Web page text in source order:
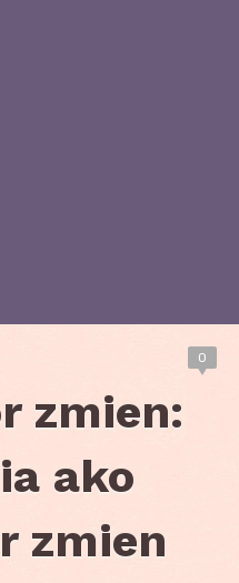
0
zmien:
ako
zmien